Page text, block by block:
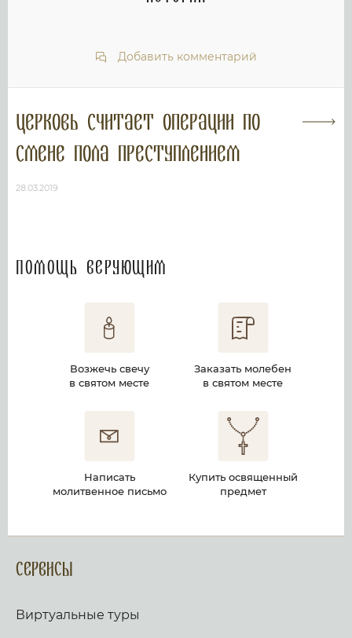
Добавить комментарий
Церковь считает операции по
смене пола преступлением
28.03.2019
Помощь верующим
Возжечь свечу
в святом месте
Заказать молебен
в святом месте
Написать
молитвенное письмо
Купить освященный
предмет
Сервисы
Виртуальные туры